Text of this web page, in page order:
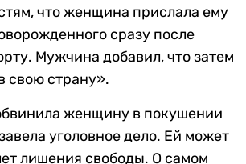
что женщина прислала ему
сразу после
Мужчина добавил, что затем
свою страну».
женщину в покушении
уголовное дело. Ей может
лишения свободы. О самом